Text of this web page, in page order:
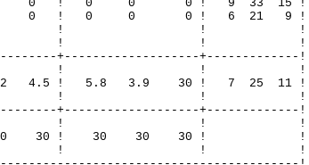
0 0 ! 0 0 0 ! 9 33 15 !
0 0 ! 0 0 0 ! 6 21 9 !
! ! !
! ! !
+-------------------+-------------!
! ! ! ! !
4.5 ! 5.8 3.9 30 ! 7 25 11 !
! ! !
+-------------------+-------------!
! ! ! ! !
30 30 ! 30 30 30 ! !
! ! !